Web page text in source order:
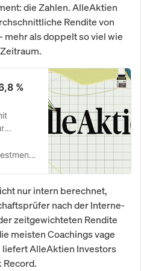
die Zahlen. AlleAktien
Rendite von
mehr als doppelt so viel wie
%
nach
nur intern berechnet,
nach der Interne-
zeitgewichteten Rendite
meisten Coachings vage
AlleAktien Investors